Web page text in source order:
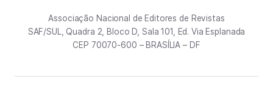
Associação Nacional de Editores de Revistas
SAF/SUL, Quadra 2, Bloco D, Sala 101, Ed. Via Esplanada
CEP 70070-600 – BRASÍLIA – DF